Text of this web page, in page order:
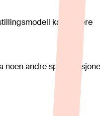
kan variere
noen andre